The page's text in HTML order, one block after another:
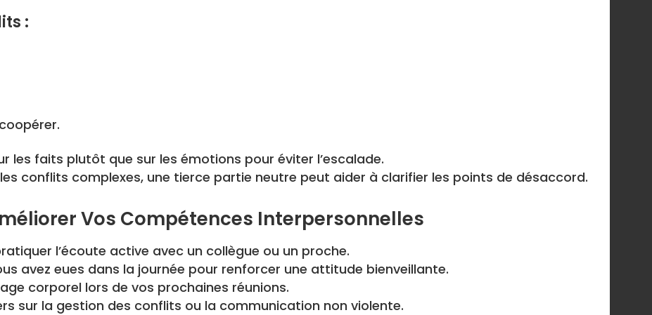
:
les faits plutôt que sur les émotions pour éviter l’escalade.
conflits complexes, une tierce partie neutre peut aider à clarifier les points de désaccord.
Vos Compétences Interpersonnelles
l’écoute active avec un collègue ou un proche.
avez eues dans la journée pour renforcer une attitude bienveillante.
corporel lors de vos prochaines réunions.
sur la gestion des conflits ou la communication non violente.